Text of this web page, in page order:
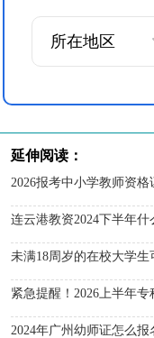
延伸阅读：
未满18周岁的在校大学生